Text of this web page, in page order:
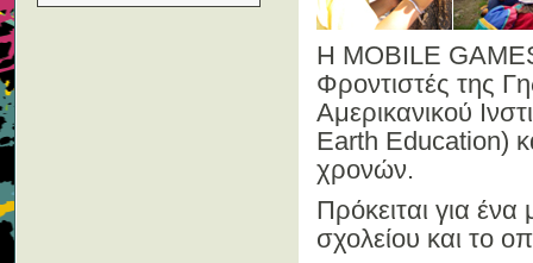
H MOBILE
Φροντιστές της
Αμερικανικού
Earth Education)
χρονών.
Πρόκειται για
σχολείου και το